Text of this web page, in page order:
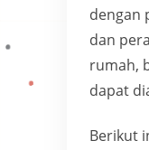
dengan
dan
rumah,
dapat
Berikut